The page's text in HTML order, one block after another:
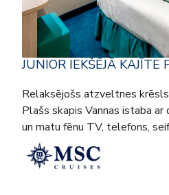
JUNIOR IEKŠĒJĀ
Relaksējošs atzveltnes
Plašs skapis Vannas istaba
un matu fēnu TV, telefons,